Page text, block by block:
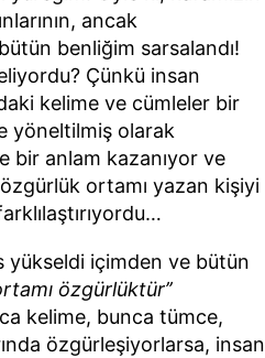
ancak
benliğim sarsalandı!
Çünkü insan
kelime ve cümleler bir
yöneltilmiş olarak
bir anlam kazanıyor ve
ortamı yazan kişiyi
yükseldi içimden ve bütün
özgürlüktür’’
kelime, bunca tümce,
özgürleşiyorlarsa, insan